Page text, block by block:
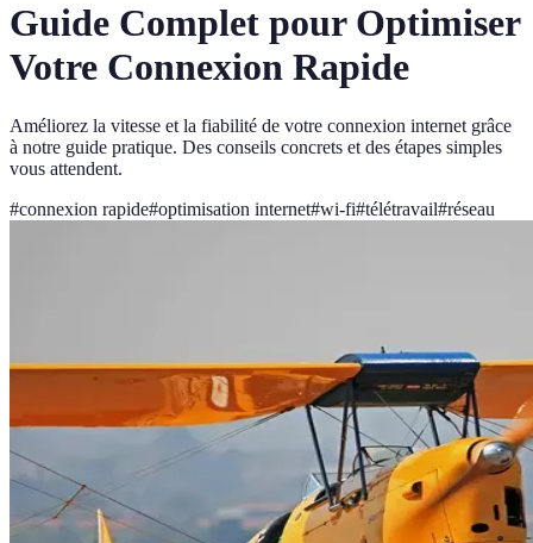
Guide Complet pour Optimiser
Votre Connexion Rapide
Améliorez la vitesse et la fiabilité de votre connexion internet grâce
à notre guide pratique. Des conseils concrets et des étapes simples
vous attendent.
#connexion rapide#optimisation internet#wi-fi#télétravail#réseau